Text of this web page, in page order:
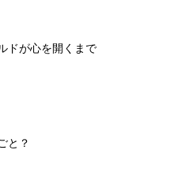
ドが心を開くまで
と？